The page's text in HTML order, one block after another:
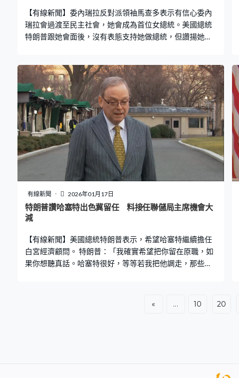
接替安倍出任首相，在任逾一年
【有線新聞】委內瑞拉反對派領袖馬查多表示有信心委內
瑞拉會過渡至民主社會，她會成為首位女總統。美國總統
特朗普跟她會面後，沒有表態支持她做總統，但讚揚她主
是對方主動送贈獎章，所以選擇接納，讚揚她是優秀的
人。特朗普：「我認為這是很美好的事，馬查多說『你已
結束八場戰事，歷來沒有人比你更值得獲獎』，我認為這
是很友善的舉措。我認為她是很優秀的人，我們將再對
話。」 特朗普稱二人會面氣氛良好，但沒有表態支持對方
做委內瑞拉總統，聲稱以美國推翻伊拉克薩達姆政權為
鑑，不想重蹈覆轍。馬查多在華盛頓出席活動時沒有交代
兩人會談詳情，但暗示美國沒有在她和羅德里格斯之間作
出選擇，批評羅德里格斯政府是犯罪政權，終有一天會倒
台。 馬查多：「羅德里格斯是俄羅斯、中國和伊朗的盟友
和代表，但不代表委內瑞拉人民和武裝部隊，所以我極有
信心我們實現有序過渡。」她相信委內瑞拉過渡至自由選
舉，但實現民主化過程複雜和艱難。她接受霍士新聞專訪
快重返委內瑞拉。 上月協助馬查多逃離委內瑞拉出席諾
有線新聞 2026年01月17日
特朗普讚哈塞特出色冀留任 料接任聯儲局主席機會大
減
【有線新聞】美國總統特朗普表示，希望哈塞特繼續擔任
白宮經濟顧問。 特朗普：「我確實希望把你留在原職，如
果你想聽真話。哈塞特很好，等等若我把他調走，那些聯
« ... 10 20